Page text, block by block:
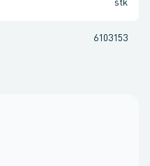
stk
6103153